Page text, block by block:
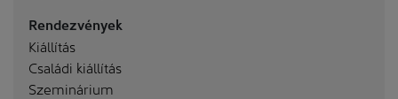
Rendezvények
Kiállítás
Családi kiállítás
Szeminárium